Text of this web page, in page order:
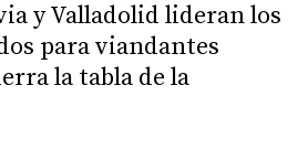
y Valladolid lideran los
para viandantes
la tabla de la